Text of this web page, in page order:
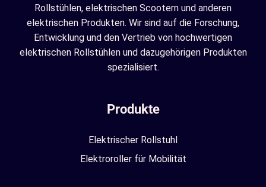
Rollstühlen, elektrischen Scootern und anderen
elektrischen Produkten. Wir sind auf die Forschung,
Entwicklung und den Vertrieb von hochwertigen
elektrischen Rollstühlen und dazugehörigen Produkten
spezialisiert.
Produkte
Elektrischer Rollstuhl
Elektroroller für Mobilität